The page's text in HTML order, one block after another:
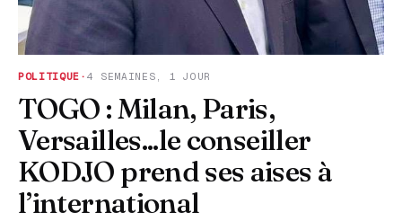
POLITIQUE · 4 SEMAINES, 1 JOUR
TOGO : Milan, Paris,
Versailles...le conseiller
KODJO prend ses aises à
l’international